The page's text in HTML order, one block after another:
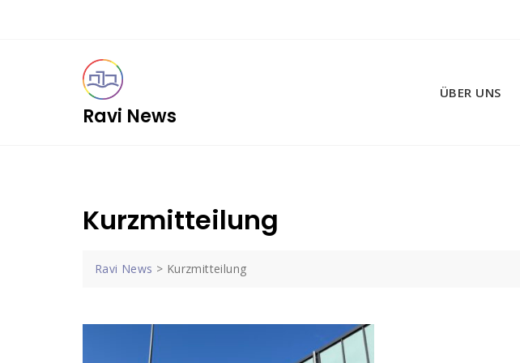
Ravi News
ÜBER UNS
Kurzmitteilung
Ravi News > Kurzmitteilung